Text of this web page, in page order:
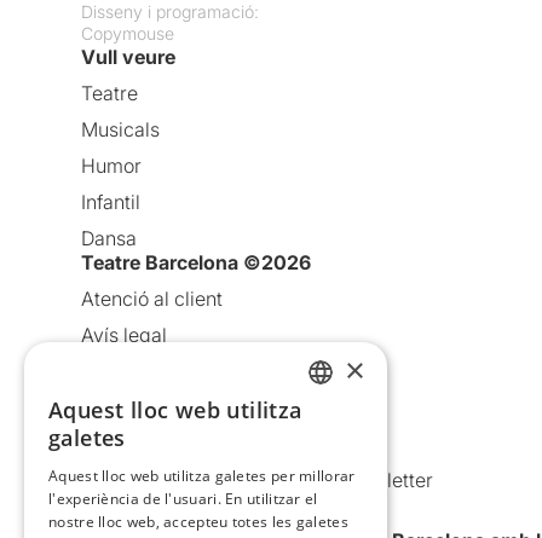
Disseny i programació:
Copymouse
Vull veure
Teatre
Musicals
Humor
Infantil
Dansa
Teatre Barcelona ©2026
Atenció al client
Avís legal
Política de cookies
Condicions d’ús
Comunicacions comercials i Newsletter
Anuncia’t
×
Aquest lloc web utilitza
galetes
Aquest lloc web utilitza galetes per millorar
l'experiència de l'usuari. En utilitzar el
nostre lloc web, accepteu totes les galetes